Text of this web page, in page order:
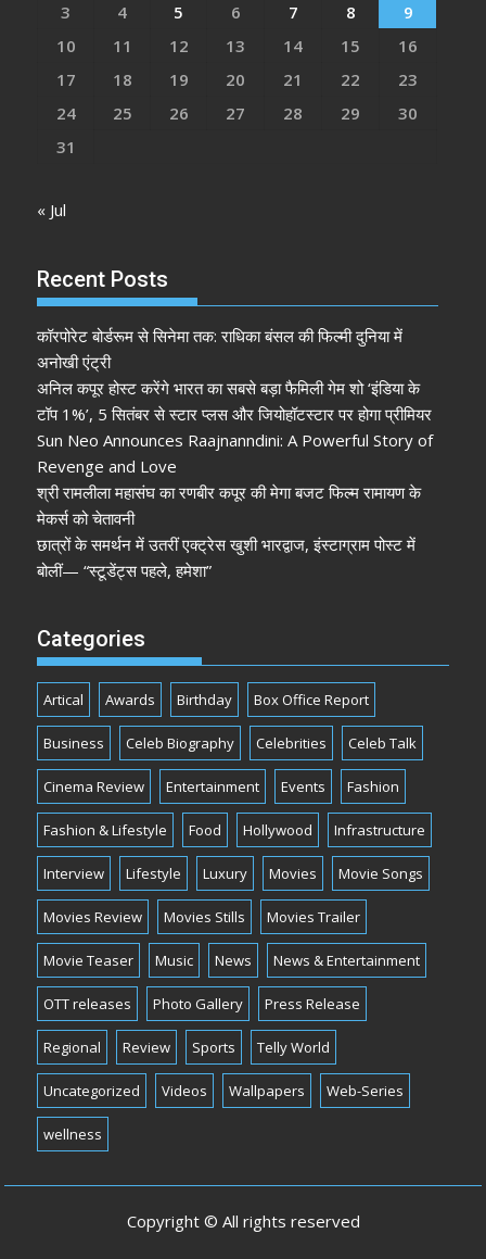
3
4 5 6 7 8
9
10
11 12 13 14 15
16
17
18 19 20 21 22
23
24
25 26 27 28 29
30
31
« Jul
Recent Posts
कॉरपोरेट बोर्डरूम से सिनेमा तक: राधिका बंसल की फिल्मी दुनिया में
अनोखी एंट्री
अनिल कपूर होस्ट करेंगे भारत का सबसे बड़ा फैमिली गेम शो ‘इंडिया के
टॉप 1%’, 5 सितंबर से स्टार प्लस और जियोहॉटस्टार पर होगा प्रीमियर
Sun Neo Announces Raajnanndini: A Powerful Story of
Revenge and Love
श्री रामलीला महासंघ का रणबीर कपूर की मेगा बजट फिल्म रामायण के
मेकर्स को चेतावनी
छात्रों के समर्थन में उतरीं एक्ट्रेस खुशी भारद्वाज, इंस्टाग्राम पोस्ट में
बोलीं— “स्टूडेंट्स पहले, हमेशा”
Categories
Artical Awards Birthday Box Office Report
Business Celeb Biography Celebrities Celeb Talk
Cinema Review Entertainment Events Fashion
Fashion & Lifestyle Food Hollywood Infrastructure
Interview Lifestyle Luxury Movies Movie Songs
Movies Review Movies Stills Movies Trailer
Movie Teaser Music News News & Entertainment
OTT releases Photo Gallery Press Release
Regional Review Sports Telly World
Uncategorized Videos Wallpapers Web-Series
wellness
Copyright © All rights reserved